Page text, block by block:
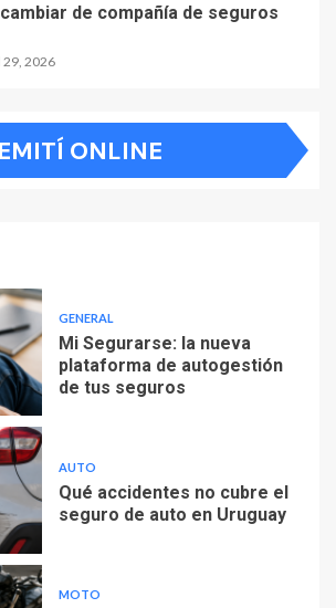
de compañía de seguros
29, 2026
ONLINE
GENERAL
Mi Segurarse: la nueva
plataforma de autogestión
de tus seguros
AUTO
Qué accidentes no cubre el
seguro de auto en Uruguay
MOTO